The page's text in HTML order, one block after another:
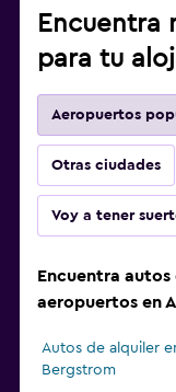
Encuentra
para tu
Aeropuertos
Otras ciudades
Voy a tener
Encuentra
aeropuertos en
Autos de alquiler
Bergstrom